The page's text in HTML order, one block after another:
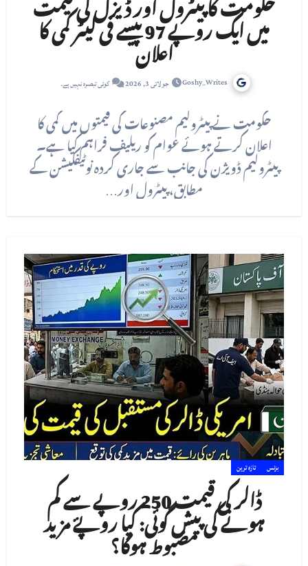
میں ایک روپے 97 پیسے فی لیٹر کمی کا
اعلان
Goshy_Writes جولائی 3, 2026 کوئی تبصرہ نہیں ہے۔
حکومت نے پیٹرولیم مصنوعات کی قیمتوں میں کمی کا
اعلان کرتے ہوئے عوام کو ریلیف فراہم کیا ہے۔
پیٹرولیم ڈویژن کی جانب سے جاری کردہ نوٹیفکیشن کے
مطابق، پیٹرول اور…
بزنس تازہ ترین
ڈالر کی قیمت 250 روپے سے کم
ہونے کی پیش گوئی: کیا روپۓ مزید
مضبوط ہوگا؟